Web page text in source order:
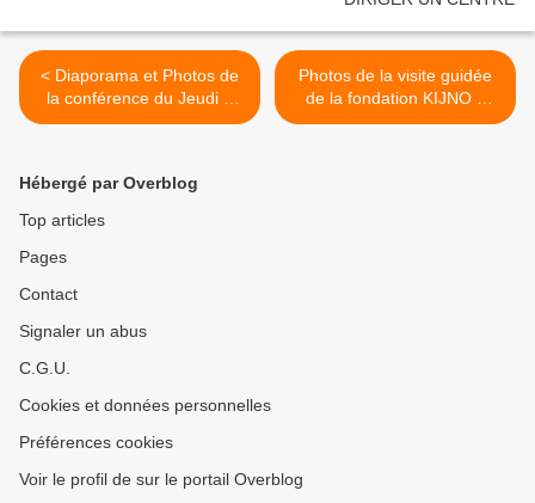
< Diaporama et Photos de
la conférence du Jeudi 6
février: La Sophrologie
Photos de la visite guidée
de la fondation KIJNO à
Noeux-les-Mines le 04 mars
Hébergé par Overblog
Top articles
Pages
Contact
Signaler un abus
C.G.U.
Cookies et données personnelles
Préférences cookies
Voir le profil de sur le portail Overblog